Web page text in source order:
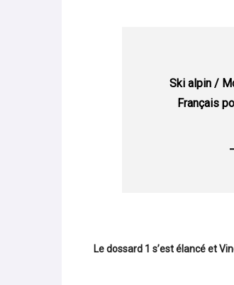
Ski alpin /
Français
Le dossard 1 s’est élancé et